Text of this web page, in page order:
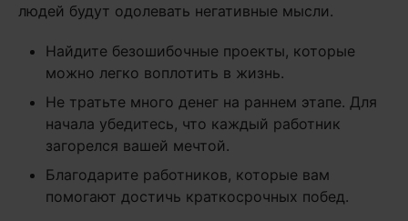
людей будут одолевать негативные мысли.
Найдите безошибочные проекты, которые
можно легко воплотить в жизнь.
Не тратьте много денег на раннем этапе. Для
начала убедитесь, что каждый работник
загорелся вашей мечтой.
Благодарите работников, которые вам
помогают достичь краткосрочных побед.